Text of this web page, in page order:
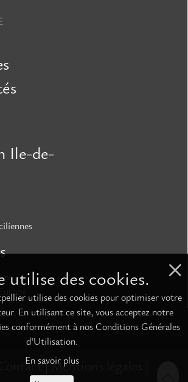
Ile-de-
Contact Mentions légales
utilise des cookies.
utilise des cookies pour optimiser votre
En utilisant ce site, vous acceptez notre
conformément à nos Conditions Générales
d'Utilisation.
En savoir plus